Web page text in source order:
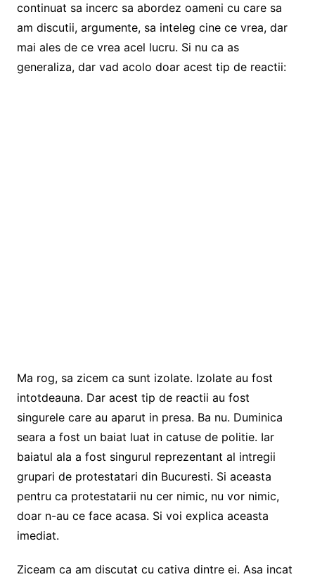
continuat sa incerc sa abordez oameni cu care sa
am discutii, argumente, sa inteleg cine ce vrea, dar
mai ales de ce vrea acel lucru. Si nu ca as
generaliza, dar vad acolo doar acest tip de reactii:
Ma rog, sa zicem ca sunt izolate. Izolate au fost
intotdeauna. Dar acest tip de reactii au fost
singurele care au aparut in presa. Ba nu. Duminica
seara a fost un baiat luat in catuse de politie. Iar
baiatul ala a fost singurul reprezentant al intregii
grupari de protestatari din Bucuresti. Si aceasta
pentru ca protestatarii nu cer nimic, nu vor nimic,
doar n-au ce face acasa. Si voi explica aceasta
imediat.
Ziceam ca am discutat cu cativa dintre ei. Asa incat